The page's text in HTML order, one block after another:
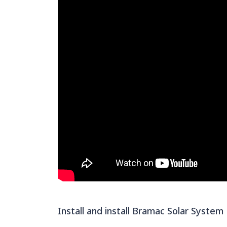
Install and install Bramac Solar System